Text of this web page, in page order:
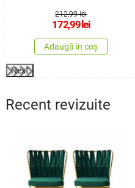
212,99 lei
172,99lei
Adaugă în coș
Next
Recent revizuite